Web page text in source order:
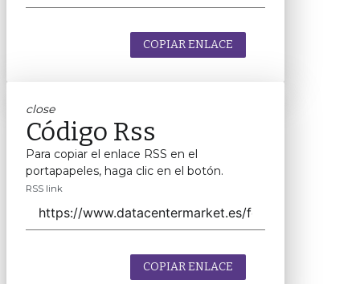
COPIAR ENLACE
close
Código Rss
Para copiar el enlace RSS en el
portapapeles, haga clic en el botón.
RSS link
COPIAR ENLACE